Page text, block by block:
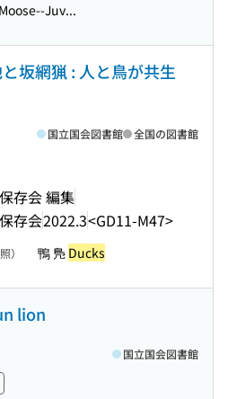
Juv...
坂網猟 : 人と鳥が共生
存会 編集
存会2022.3<GD11-M47>
国立国会図書館 全国の図書館
） 鴨 鳬 Ducks
lion
国立国会図書館